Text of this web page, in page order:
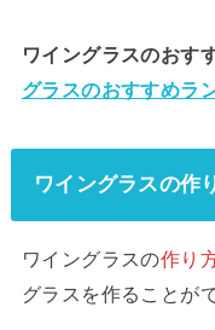
ワイングラスのおす
グラスのおすすめラ
ワイングラスの作
ワイングラスの作り
グラスを作ることが